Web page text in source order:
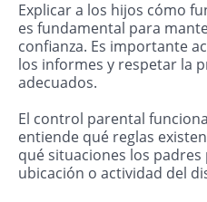
Explicar a los hijos cómo
es fundamental para
confianza. Es importante
los informes y respetar la
adecuados.
El control parental
entiende qué reglas
qué situaciones los
ubicación o actividad del